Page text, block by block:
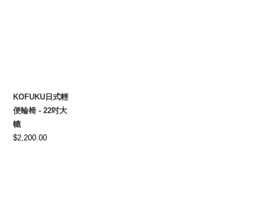
KOFUKU日式輕
便輪椅 - 22吋大
轆
$2,200.00